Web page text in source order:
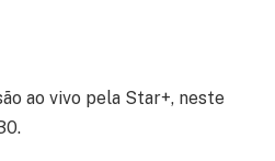
ao vivo pela Star+, neste